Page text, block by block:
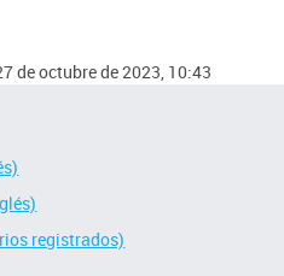
de octubre de 2023, 10:43
registrados)